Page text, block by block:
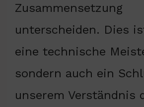
Zusammensetzung
unterscheiden. Dies
eine technische
sondern auch ein
unserem Verständnis